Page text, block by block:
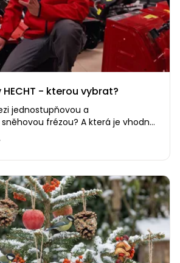
HECHT - kterou vybrat?
jednostupňovou a
frézou? A která je vhodná